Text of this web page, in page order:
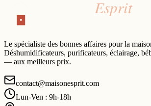
Le spécialiste des bonnes affaires pour la
Déshumidificateurs, purificateurs, éclairage,
— aux meilleurs prix.
contact@maisonesprit.com
Lun-Ven : 9h-18h